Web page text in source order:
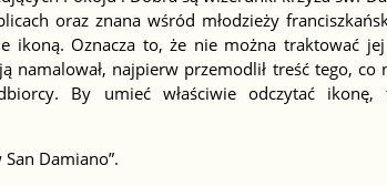
oraz znana wśród młodzieży
ikoną. Oznacza to, że nie można traktować
namalował, najpierw przemodlił treść tego, co
By umieć właściwie odczytać ikonę,
Damiano”.